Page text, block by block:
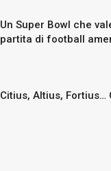
Un Super Bowl che
partita di football
Citius, Altius, Fortius…